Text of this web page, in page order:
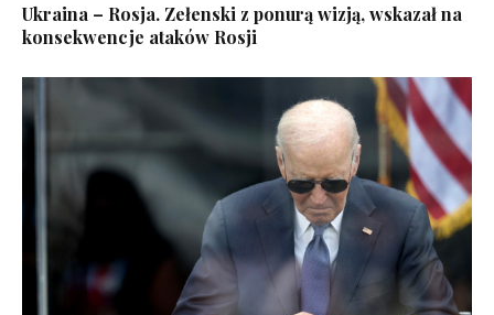
Ukraina – Rosja. Zełenski z ponurą wizją, wskazał na
konsekwencje ataków Rosji